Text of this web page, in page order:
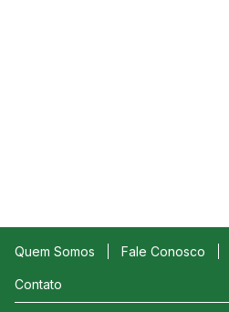
Quem Somos Fale Conosco
Contato